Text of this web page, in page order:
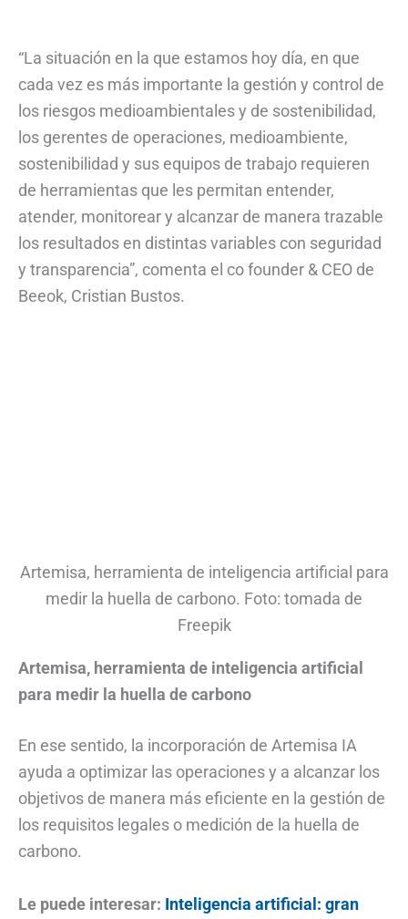
“La situación en la que estamos hoy día, en que
cada vez es más importante la gestión y control de
los riesgos medioambientales y de sostenibilidad,
los gerentes de operaciones, medioambiente,
sostenibilidad y sus equipos de trabajo requieren
de herramientas que les permitan entender,
atender, monitorear y alcanzar de manera trazable
los resultados en distintas variables con seguridad
y transparencia”, comenta el co founder & CEO de
Beeok, Cristian Bustos.
Artemisa, herramienta de inteligencia artificial para
medir la huella de carbono. Foto: tomada de
Freepik
Artemisa, herramienta de inteligencia artificial
para medir la huella de carbono
En ese sentido, la incorporación de Artemisa IA
ayuda a optimizar las operaciones y a alcanzar los
objetivos de manera más eficiente en la gestión de
los requisitos legales o medición de la huella de
carbono.
Le puede interesar: Inteligencia artificial: gran